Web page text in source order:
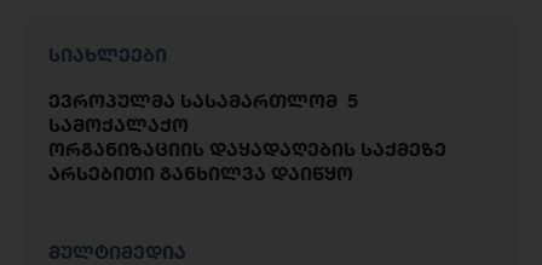
სიახლეები
ევროპულმა სასამართლომ 5
სამოქალაქო
ორგანიზაციის დაყადაღების საქმეზე
არსებითი განხილვა დაიწყო
მულტიმედია